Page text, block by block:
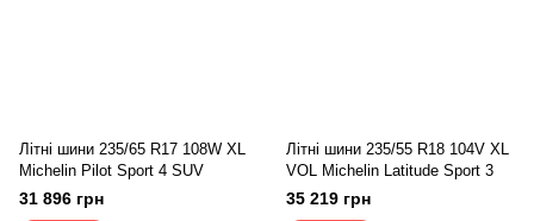
Літні шини 235/65 R17 108W XL
Michelin Pilot Sport 4 SUV
31 896 грн
Літні шини 235/55 R18 104V XL
VOL Michelin Latitude Sport 3
35 219 грн